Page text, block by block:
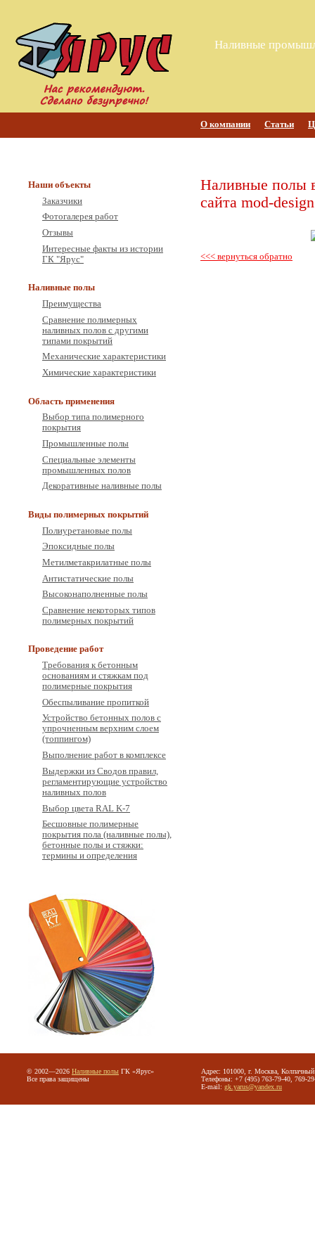
Наливные
О компании Статьи
Наши объекты
Заказчики
Фотогалерея работ
Отзывы
Интересные факты из истории
ГК "Ярус"
Наливные полы
Преимущества
Сравнение полимерных
наливных полов с другими
типами покрытий
Механические характеристики
Химические характеристики
Область применения
Выбор типа полимерного
покрытия
Промышленные полы
Специальные элементы
промышленных полов
Декоративные наливные полы
Виды полимерных покрытий
Полиуретановые полы
Эпоксидные полы
Метилметакрилатные полы
Антистатические полы
Высоконаполненные полы
Сравнение некоторых типов
полимерных покрытий
Проведение работ
Требования к бетонным
основаниям и стяжкам под
полимерные покрытия
Обеспыливание пропиткой
Устройство бетонных полов с
упрочненным верхним слоем
(топпингом)
Выполнение работ в комплексе
Выдержки из Сводов правил,
регламентирующие устройство
наливных полов
Выбор цвета RAL K-7
Бесшовные полимерные
покрытия пола (наливные полы),
бетонные полы и стяжки:
термины и определения
Наливные полы
сайта mod-
<<< вернуться обратно
© 2002—2026 Наливные полы ГК «Ярус»
Все права защищены
Адрес: 101000, г. Москва,
Телефоны: +7 (495) 763-79-40, 769-
E-mail: gk.yarus@yandex.ru